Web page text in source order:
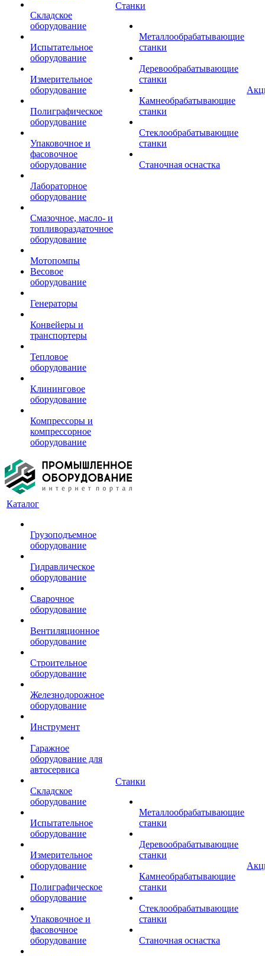
Складское
оборудование
Испытательное
оборудование
Измерительное
оборудование
Полиграфическое
оборудование
Упаковочное и
фасовочное
оборудование
Лабораторное
оборудование
Смазочное, масло- и
топливораздаточное
оборудование
Мотопомпы
Весовое
оборудование
Генераторы
Конвейеры и
транспортеры
Тепловое
оборудование
Клининговое
оборудование
Компрессоры и
компрессорное
оборудование
Станки
Металлообрабатывающие
станки
Деревообрабатывающие
станки
Камнеобрабатывающие
станки
Стеклообрабатывающие
станки
Станочная оснастка
Каталог
Грузоподъемное
оборудование
Гидравлическое
оборудование
Сварочное
оборудование
Вентиляционное
оборудование
Строительное
оборудование
Железнодорожное
оборудование
Инструмент
Гаражное
оборудование для
автосервиса
Складское
оборудование
Испытательное
оборудование
Измерительное
оборудование
Полиграфическое
оборудование
Упаковочное и
фасовочное
оборудование
Станки
Металлообрабатывающие
станки
Деревообрабатывающие
станки
Камнеобрабатывающие
станки
Стеклообрабатывающие
станки
Станочная оснастка